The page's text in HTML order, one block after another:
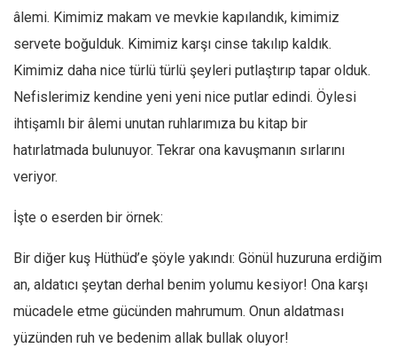
âlemi. Kimimiz makam ve mevkie kapılandık, kimimiz
servete boğulduk. Kimimiz karşı cinse takılıp kaldık.
Kimimiz daha nice türlü türlü şeyleri putlaştırıp tapar olduk.
Nefislerimiz kendine yeni yeni nice putlar edindi. Öylesi
ihtişamlı bir âlemi unutan ruhlarımıza bu kitap bir
hatırlatmada bulunuyor. Tekrar ona kavuşmanın sırlarını
veriyor.
İşte o eserden bir örnek:
Bir diğer kuş Hüthüd’e şöyle yakındı: Gönül huzuruna erdiğim
an, aldatıcı şeytan derhal benim yolumu kesiyor! Ona karşı
mücadele etme gücünden mahrumum. Onun aldatması
yüzünden ruh ve bedenim allak bullak oluyor!